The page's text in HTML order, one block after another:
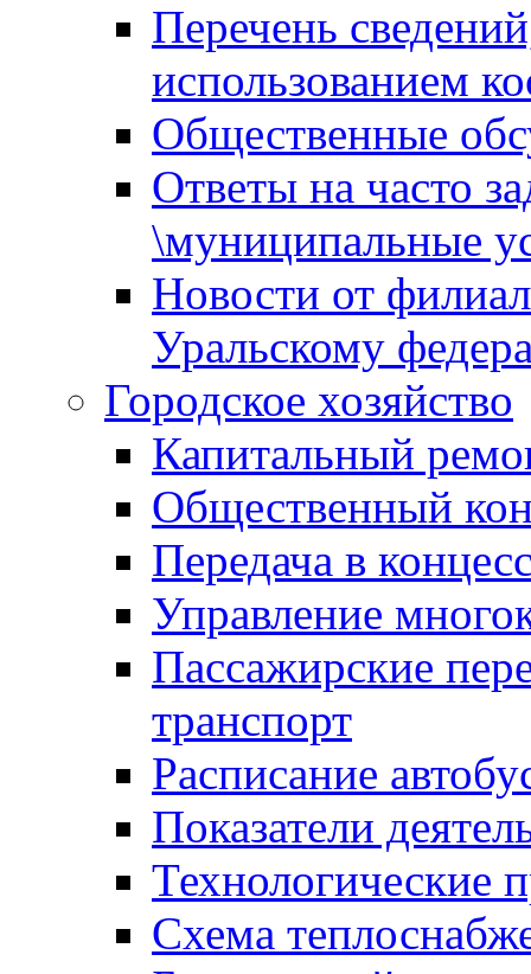
Перечень
использованием
Общественные
Ответы на часто
\муниципальные
Новости от
Уральскому
Городское хозяйство
Капитальный
Общественный
Передача в
Управление
Пассажирские
транспорт
Расписание
Показатели
Технологические
Схема